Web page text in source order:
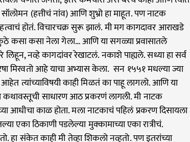
(हत्तीचं नांव) आणि शुभ्रो हा माहूत. पण नाटक
होतं. विचारचक्र सुरू झालं. मी मग कागदावर आराखडे
कसा कसा नेला गेला… आणि या सगळ्या प्रवासातले
नव्हे कागदांवर रेखाटलं. नकाशे पाह्यले. सध्या हा सर्व
मिरवतो आहे याचा अभ्यास केला. सन १५५१ मधल्या ज्या
त्यांच्याविषयी काही मिळतं का पाहू लागलो. आणि या
कथावस्तूची साधारण आठ प्रकरणं लागली. मी नाटक
आधीचा काळ होता. मला नाटकाचं पहिलं प्रकरण दिसायला
एका ठिकाणी पडलेल्या मुक्कामाच्या एका रात्रीचं.
संकेत काही मी तेव्हा शिकलो नव्हतो. पण इतरांच्या